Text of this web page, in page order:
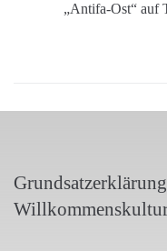
„Antifa-Ost“ auf